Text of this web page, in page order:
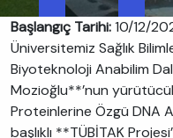
Başlangıç Tarihi:10/12/
Üniversitemiz Sağlık
Biyoteknoloji Anabilim
Mozioğlu**’nun
Proteinlerine Özgü DNA
başlıklı **TÜBİTAK